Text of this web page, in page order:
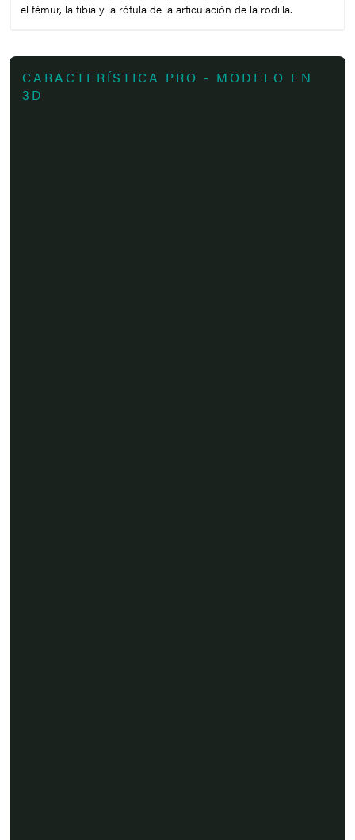
el fémur, la tibia y la rótula de la articulación de la rodilla.
CARACTERÍSTICA PRO - MODELO EN
3D